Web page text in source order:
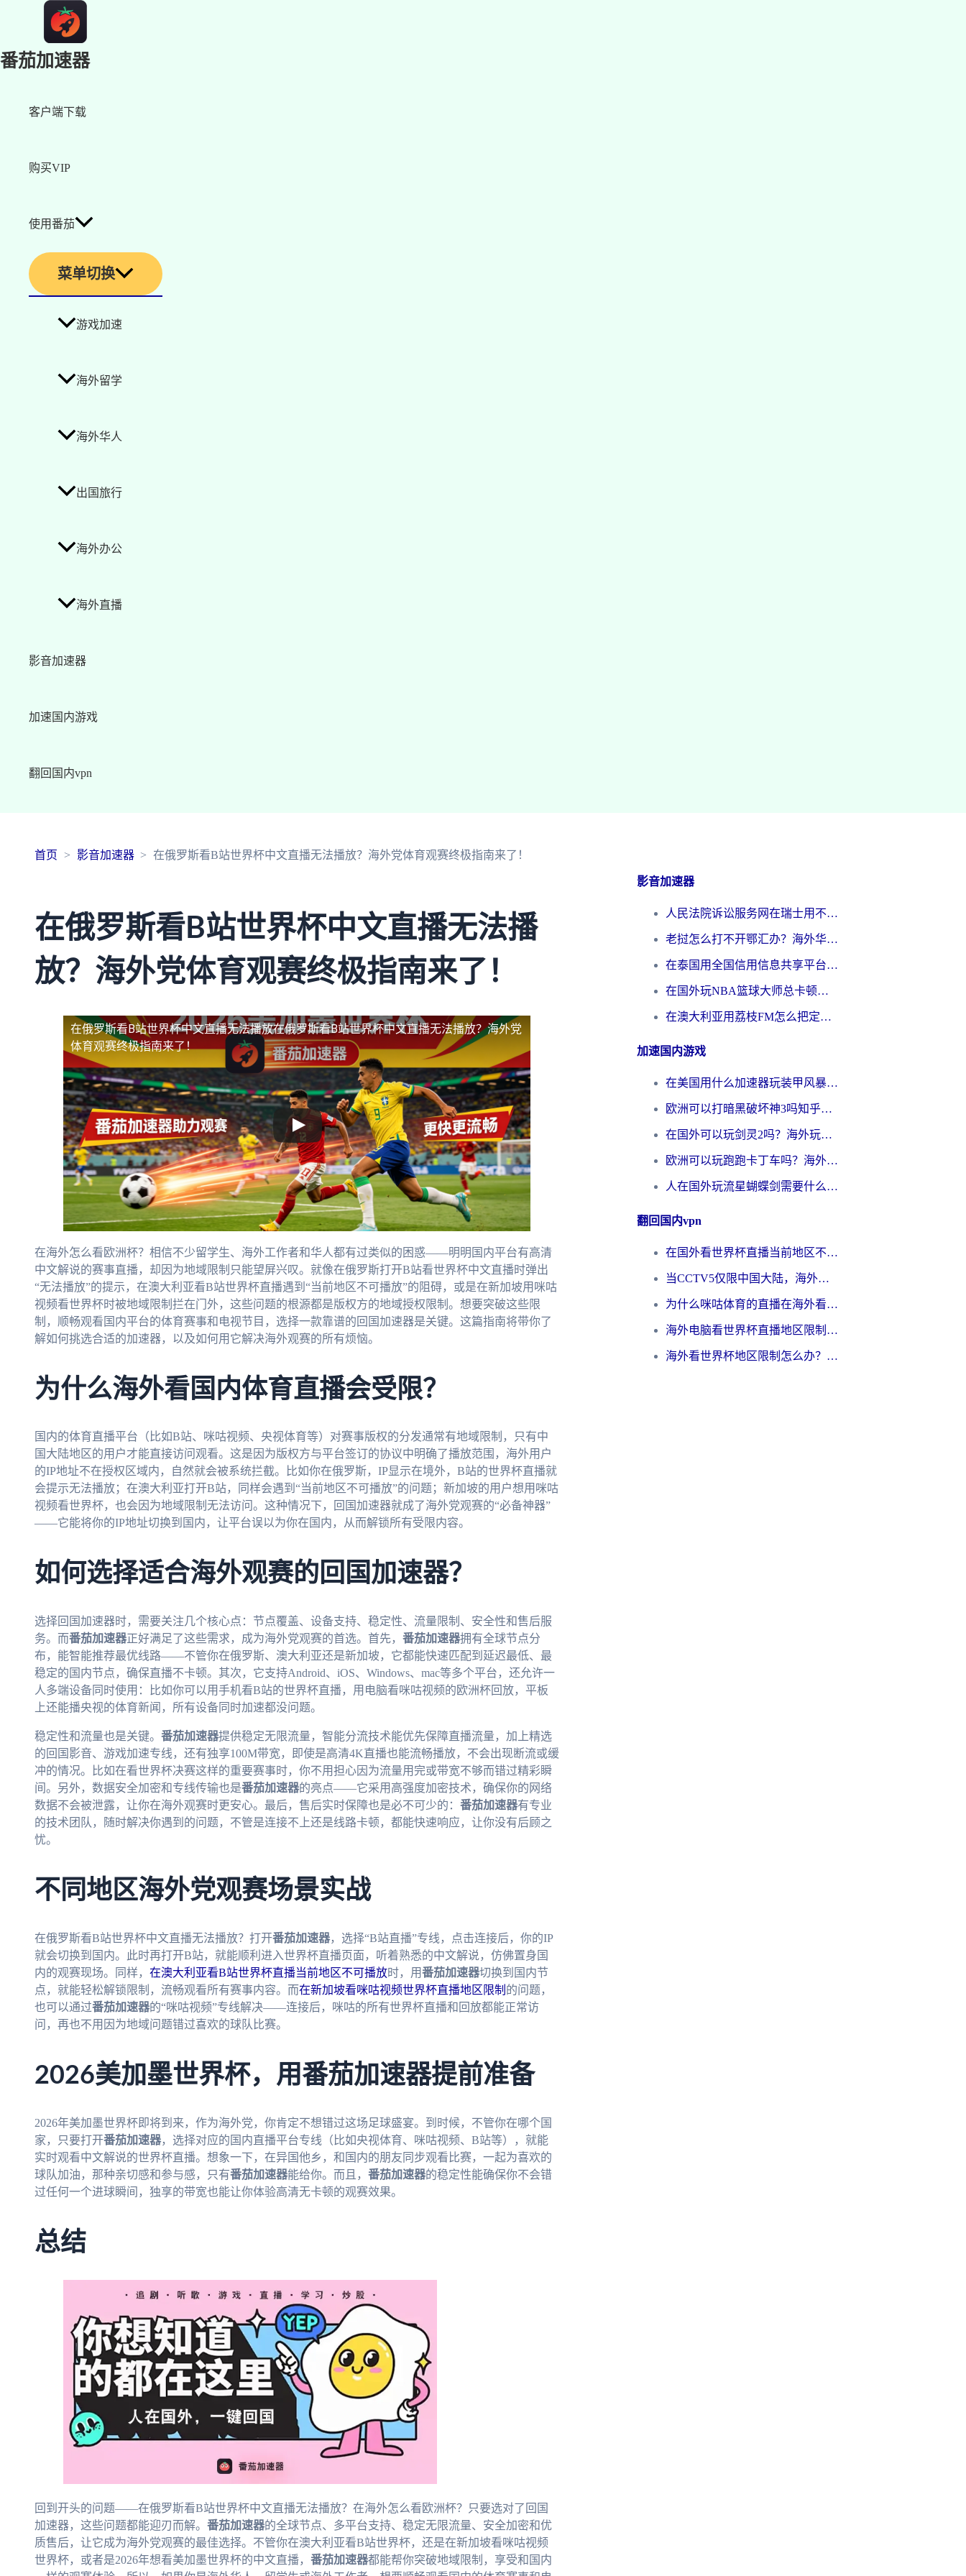
番茄加速器
客户端下载
购买VIP
使用番茄
菜单切换
游戏加速
海外留学
海外华人
出国旅行
海外办公
海外直播
影音加速器
加速国内游戏
翻回国内vpn
首页 影音加速器 在俄罗斯看B站世界杯中文直播无法播放？海外党体育观赛终极指南来了！
在俄罗斯看B站世界杯中文直播无法播
放？海外党体育观赛终极指南来了！
在俄罗斯看B站世界杯中文直播无法播放在俄罗斯看B站世界杯中文直播无法播放？海外党
体育观赛终极指南来了！
在海外怎么看欧洲杯？相信不少留学生、海外工作者和华人都有过类似的困惑——明明国内平台有高清
中文解说的赛事直播，却因为地域限制只能望屏兴叹。就像在俄罗斯打开B站看世界杯中文直播时弹出
“无法播放”的提示，在澳大利亚看B站世界杯直播遇到“当前地区不可播放”的阻碍，或是在新加坡用咪咕
视频看世界杯时被地域限制拦在门外，这些问题的根源都是版权方的地域授权限制。想要突破这些限
制，顺畅观看国内平台的体育赛事和电视节目，选择一款靠谱的回国加速器是关键。这篇指南将带你了
解如何挑选合适的加速器，以及如何用它解决海外观赛的所有烦恼。
为什么海外看国内体育直播会受限？
国内的体育直播平台（比如B站、咪咕视频、央视体育等）对赛事版权的分发通常有地域限制，只有中
国大陆地区的用户才能直接访问观看。这是因为版权方与平台签订的协议中明确了播放范围，海外用户
的IP地址不在授权区域内，自然就会被系统拦截。比如你在俄罗斯，IP显示在境外，B站的世界杯直播就
会提示无法播放；在澳大利亚打开B站，同样会遇到“当前地区不可播放”的问题；新加坡的用户想用咪咕
视频看世界杯，也会因为地域限制无法访问。这种情况下，回国加速器就成了海外党观赛的“必备神器”
——它能将你的IP地址切换到国内，让平台误以为你在国内，从而解锁所有受限内容。
如何选择适合海外观赛的回国加速器？
选择回国加速器时，需要关注几个核心点：节点覆盖、设备支持、稳定性、流量限制、安全性和售后服
务。而番茄加速器正好满足了这些需求，成为海外党观赛的首选。首先， 番茄加速器拥有全球节点分
布，能智能推荐最优线路——不管你在俄罗斯、澳大利亚还是新加坡，它都能快速匹配到延迟最低、最
稳定的国内节点，确保直播不卡顿。其次，它支持Android、iOS、Windows、mac等多个平台，还允许一
人多端设备同时使用：比如你可以用手机看B站的世界杯直播，用电脑看咪咕视频的欧洲杯回放，平板
上还能播央视的体育新闻，所有设备同时加速都没问题。
稳定性和流量也是关键。 番茄加速器提供稳定无限流量，智能分流技术能优先保障直播流量，加上精选
的回国影音、游戏加速专线，还有独享100M带宽，即使是高清4K直播也能流畅播放，不会出现断流或缓
冲的情况。比如在看世界杯决赛这样的重要赛事时，你不用担心因为流量用完或带宽不够而错过精彩瞬
间。另外，数据安全加密和专线传输也是番茄加速器的亮点——它采用高强度加密技术，确保你的网络
数据不会被泄露，让你在海外观赛时更安心。最后，售后实时保障也是必不可少的： 番茄加速器有专业
的技术团队，随时解决你遇到的问题，不管是连接不上还是线路卡顿，都能快速响应，让你没有后顾之
忧。
不同地区海外党观赛场景实战
在俄罗斯看B站世界杯中文直播无法播放？打开番茄加速器，选择“B站直播”专线，点击连接后，你的IP
就会切换到国内。此时再打开B站，就能顺利进入世界杯直播页面，听着熟悉的中文解说，仿佛置身国
内的观赛现场。同样， 在澳大利亚看B站世界杯直播当前地区不可播放时，用番茄加速器切换到国内节
点，就能轻松解锁限制，流畅观看所有赛事内容。而在新加坡看咪咕视频世界杯直播地区限制 的问题，
也可以通过番茄加速器的“咪咕视频”专线解决——连接后，咪咕的所有世界杯直播和回放都能正常访
问，再也不用因为地域问题错过喜欢的球队比赛。
2026美加墨世界杯，用番茄加速器提前准备
2026年美加墨世界杯即将到来，作为海外党，你肯定不想错过这场足球盛宴。到时候，不管你在哪个国
家，只要打开番茄加速器，选择对应的国内直播平台专线（比如央视体育、咪咕视频、B站等），就能
实时观看中文解说的世界杯直播。想象一下，在异国他乡，和国内的朋友同步观看比赛，一起为喜欢的
球队加油，那种亲切感和参与感，只有番茄加速器能给你。而且， 番茄加速器的稳定性能确保你不会错
过任何一个进球瞬间，独享的带宽也能让你体验高清无卡顿的观赛效果。
总结
回到开头的问题——在俄罗斯看B站世界杯中文直播无法播放？在海外怎么看欧洲杯？只要选对了回国
加速器，这些问题都能迎刃而解。 番茄加速器的全球节点、多平台支持、稳定无限流量、安全加密和优
质售后，让它成为海外党观赛的最佳选择。不管你在澳大利亚看B站世界杯，还是在新加坡看咪咕视频
世界杯，或者是2026年想看美加墨世界杯的中文直播， 番茄加速器都能帮你突破地域限制，享受和国内
影音加速器
人民法院诉讼服务网在瑞士用不了怎么办？海外华人必备的回国加速指南
老挝怎么打不开鄂汇办？海外华人必看的回国加速全攻略（附欧洲杯小说流畅技巧）
在泰国用全国信用信息共享平台怎么把定位修改到中国国内？海外党解决国内服务访问难题的实用指南
在国外玩NBA篮球大师总卡顿？这篇解决你所有海外看国内内容的烦恼
在澳大利亚用荔枝FM怎么把定位修改到中国国内？海外华人必看的内容访问指南
加速国内游戏
在美国用什么加速器玩装甲风暴？海外玩家亲测有效的国服游戏加速指南
欧洲可以打暗黑破坏神3吗知乎？海外玩家国服游戏加速终极指南
在国外可以玩剑灵2吗？海外玩家国服畅玩终极指南（附永恒之塔明日方舟加速方案）
欧洲可以玩跑跑卡丁车吗？海外玩家国服游戏畅玩终极指南（附QQ炫舞剑网3解决方案）
人在国外玩流星蝴蝶剑需要什么加速器？老玩家亲测的终极解决方案
翻回国内vpn
在国外看世界杯直播当前地区不可播放？海外党必看的回国加速全攻略
当CCTV5仅限中国大陆，海外球迷的世界杯狂欢如何继续？
为什么咪咕体育的直播在海外看不了？3步解决海外看世界杯+抖音地区限制难题
海外电脑看世界杯直播地区限制怎么办？你需要一个聪明的加速器
海外看世界杯地区限制怎么办？一篇搞定咪咕视频播放+国内资源无缝访问指南